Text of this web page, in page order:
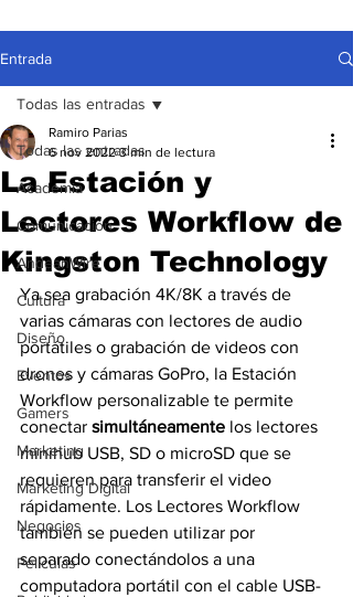
Entrada
Todas las entradas
Academia
Comunicación
AndeanWire
Cultura
Diseño
Eventos
Gamers
Marketing
Marketing Digital
Negocios
Películas
Todas las entradas
La Estación y
Lectores Workflow de
Kingston Technology
Ramiro Parias
6 nov 2022 3 min de lectura
Ya sea grabación 4K/8K a través de
varias cámaras con lectores de audio
portátiles o grabación de videos con
drones y cámaras GoPro, la Estación
Workflow personalizable te permite
conectar simultáneamente los lectores
minihub USB, SD o microSD que se
requieren para transferir el video
rápidamente. Los Lectores Workflow
también se pueden utilizar por
separado conectándolos a una
computadora portátil con el cable USB-